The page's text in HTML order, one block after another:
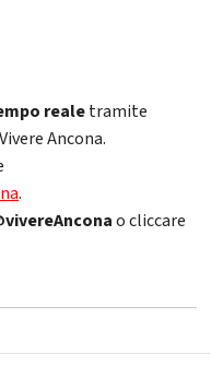
realetramite
Ancona.
.
o cliccare